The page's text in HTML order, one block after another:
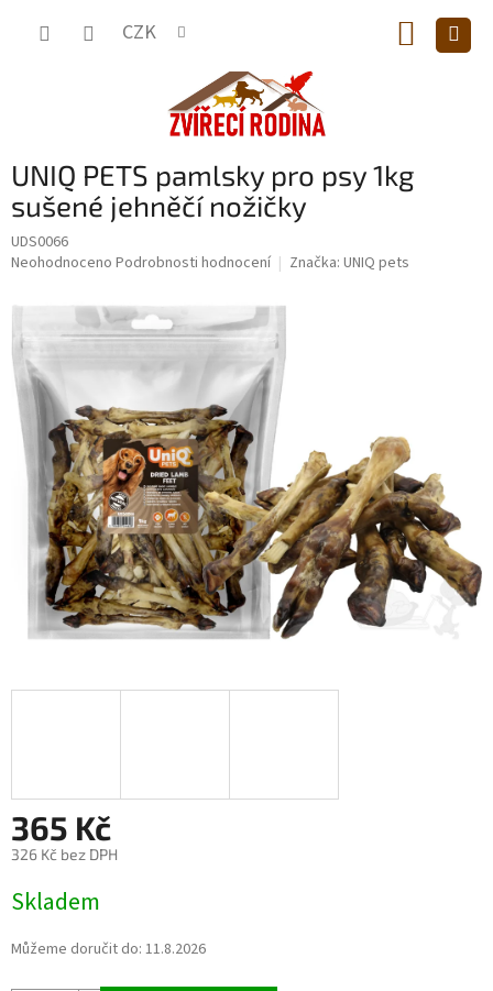
CZK
KOŠÍK
UNIQ PETS pamlsky pro psy 1kg
sušené jehněčí nožičky
UDS0066
Průměrné
produktu
0,0
z
5
hvězdiček.
Neohodnoceno Podrobnosti hodnocení Značka: UNIQ pets
365 Kč
326 Kč bez DPH
cena:
Skladem
Můžeme doručit do: 11.8.2026